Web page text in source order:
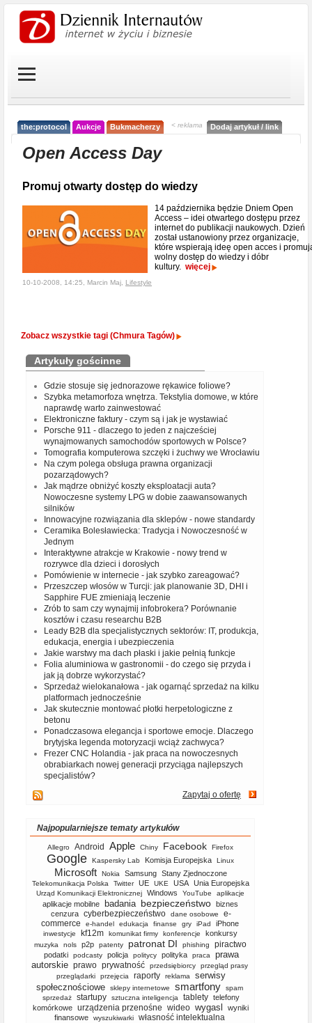
the:protocol Aukcje Bukmacherzy < reklama Dodaj artykuł / link
Open Access Day
Promuj otwarty dostęp do wiedzy
14 października będzie Dniem Open
Access – idei otwartego dostępu przez
internet do publikacji naukowych. Dzień
został ustanowiony przez organizacje,
które wspierają ideę open acces i
wolny dostęp do wiedzy i dóbr
kultury. więcej
10-10-2008, 14:25, Marcin Maj, Lifestyle
Zobacz wszystkie tagi (Chmura Tagów)
Artykuły gościnne
Gdzie stosuje się jednorazowe rękawice foliowe?
Szybka metamorfoza wnętrza. Tekstylia domowe, w które
naprawdę warto zainwestować
Elektroniczne faktury - czym są i jak je wystawiać
Porsche 911 - dlaczego to jeden z najcześciej
wynajmowanych samochodów sportowych w Polsce?
Tomografia komputerowa szczęki i żuchwy we Wrocławiu
Na czym polega obsługa prawna organizacji
pozarządowych?
Jak mądrze obniżyć koszty eksploatacji auta?
Nowoczesne systemy LPG w dobie zaawansowanych
silników
Innowacyjne rozwiązania dla sklepów - nowe standardy
Ceramika Bolesławiecka: Tradycja i Nowoczesność w
Jednym
Interaktywne atrakcje w Krakowie - nowy trend w
rozrywce dla dzieci i dorosłych
Pomówienie w internecie - jak szybko zareagować?
Przeszczep włosów w Turcji: jak planowanie 3D, DHI i
Sapphire FUE zmieniają leczenie
Zrób to sam czy wynajmij infobrokera? Porównanie
kosztów i czasu researchu B2B
Leady B2B dla specjalistycznych sektorów: IT, produkcja,
edukacja, energia i ubezpieczenia
Jakie warstwy ma dach płaski i jakie pełnią funkcje
Folia aluminiowa w gastronomii - do czego się przyda i
jak ją dobrze wykorzystać?
Sprzedaż wielokanałowa - jak ogarnąć sprzedaż na kilku
platformach jednocześnie
Jak skutecznie montować płotki herpetologiczne z
betonu
Ponadczasowa elegancja i sportowe emocje. Dlaczego
brytyjska legenda motoryzacji wciąż zachwyca?
Frezer CNC Holandia - jak praca na nowoczesnych
obrabiarkach nowej generacji przyciąga najlepszych
specjalistów?
Zapytaj o ofertę
Najpopularniejsze tematy artykułów
Allegro Android Apple Chiny Facebook Firefox
Google Kaspersky Lab Komisja Europejska Linux
Microsoft Nokia Samsung Stany Zjednoczone
Telekomunikacja Polska Twitter UE UKE USA Unia Europejska
Urząd Komunikacji Elektronicznej Windows YouTube aplikacje
aplikacje mobilne badania bezpieczeństwo biznes
cenzura cyberbezpieczeństwo dane osobowe
e-
commerce
e-handel edukacja finanse gry iPad iPhone
inwestycje kf12m komunikat firmy konferencje konkursy
muzyka nols p2p patenty patronat DI phishing piractwo
podatki podcasty policja politycy polityka praca
prawa
autorskie prawo prywatność przedsiębiorcy
przegląd prasy
przeglądarki
przejęcia raporty reklama
serwisy
społecznościowe
sklepy internetowe smartfony
spam
sprzedaż
startupy sztuczna inteligencja tablety telefony
komórkowe
urządzenia przenośne wideo wygasl
wyniki
finansowe
wyszukiwarki własność intelektualna